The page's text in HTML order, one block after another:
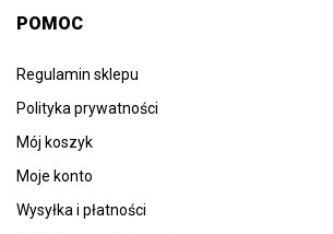
POMOC
Regulamin sklepu
Polityka prywatności
Mój koszyk
Moje konto
Wysyłka i płatności